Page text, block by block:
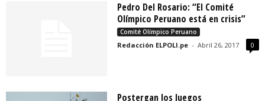
Pedro Del Rosario: “El Comité
Olímpico Peruano está en crisis”
Comité Olímpico Peruano
Redacción ELPOLI.pe - Abril 26, 2017 0
Postergan los Juegos